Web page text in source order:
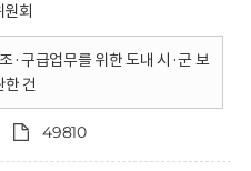
원회
·구급업무를 위한 도내 시·군 보
건
49810